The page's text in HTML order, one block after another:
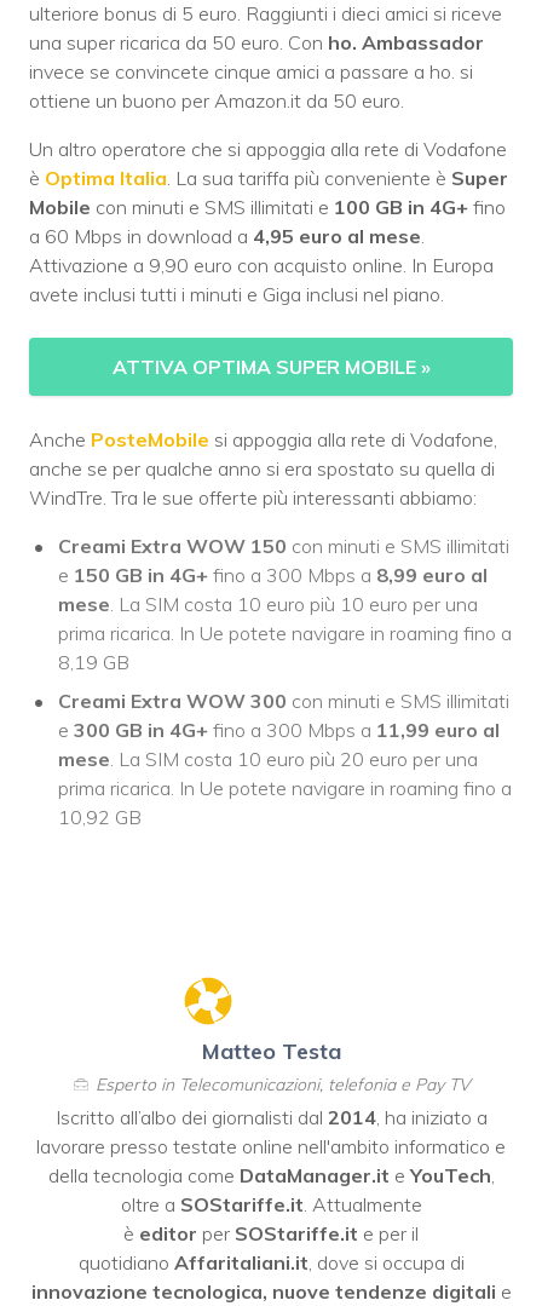
ulteriore bonus di 5 euro. Raggiunti i dieci amici si riceve
una super ricarica da 50 euro. Con ho. Ambassador
invece se convincete cinque amici a passare a ho. si
ottiene un buono per Amazon.it da 50 euro.
Un altro operatore che si appoggia alla rete di Vodafone
è Optima Italia . La sua tariffa più conveniente è Super
Mobile con minuti e SMS illimitati e 100 GB in 4G+ fino
a 60 Mbps in download a 4,95 euro al mese
Attivazione a 9,90 euro con acquisto online. In Europa
avete inclusi tutti i minuti e Giga inclusi nel piano.
ATTIVA OPTIMA SUPER MOBILE »
Anche PosteMobile si appoggia alla rete di Vodafone,
anche se per qualche anno si era spostato su quella di
WindTre. Tra le sue offerte più interessanti abbiamo:
Creami Extra WOW 150 con minuti e SMS illimitati
e 150 GB in 4G+ fino a 300 Mbps a 8,99 euro al
mese . La SIM costa 10 euro più 10 euro per una
prima ricarica. In Ue potete navigare in roaming fino a
8,19 GB
Creami Extra WOW 300 con minuti e SMS illimitati
e 300 GB in 4G+ fino a 300 Mbps a 11,99 euro al
mese . La SIM costa 10 euro più 20 euro per una
prima ricarica. In Ue potete navigare in roaming fino a
10,92 GB
Matteo Testa
Esperto in Telecomunicazioni, telefonia e Pay TV
Iscritto all’albo dei giornalisti dal 2014, ha iniziato a
lavorare presso testate online nell'ambito informatico e
della tecnologia come DataManager.it eYouTech
oltre a SOStariffe.it . Attualmente
è editor per SOStariffe.it e per il
quotidiano Affaritaliani.it , dove si occupa di
innovazione tecnologica, nuove tendenze digitali e